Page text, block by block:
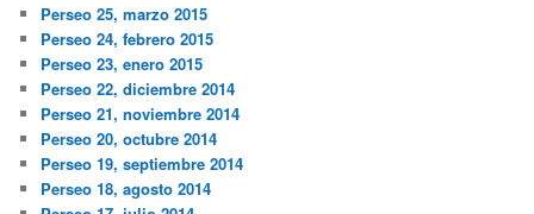
Perseo 25, marzo 2015
Perseo 24, febrero 2015
Perseo 23, enero 2015
Perseo 22, diciembre 2014
Perseo 21, noviembre 2014
Perseo 20, octubre 2014
Perseo 19, septiembre 2014
Perseo 18, agosto 2014